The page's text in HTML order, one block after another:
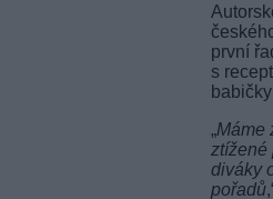
první
s
„Máme
ztížené
diváky
pořadů